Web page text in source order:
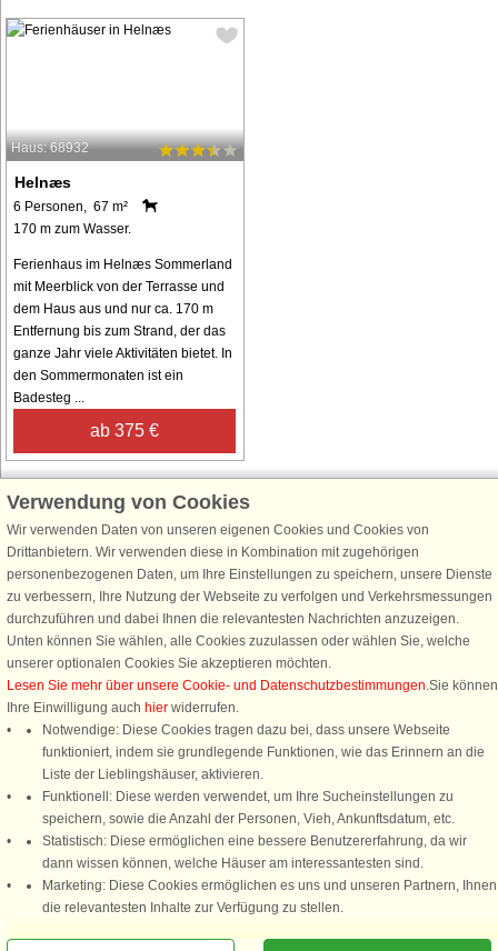
Rufen Sie an, um zu buchen
Haus: 68932
Helnæs
6 Personen, 67 m²
170 m zum Wasser.
Ferienhaus im Helnæs Sommerland
mit Meerblick von der Terrasse und
dem Haus aus und nur ca. 170 m
Entfernung bis zum Strand, der das
ganze Jahr viele Aktivitäten bietet. In
den Sommermonaten ist ein
Badesteg ...
ab 375 €
Schließen Sie sich 100.000 Ferienhaus-Fans an
Erhalten Sie einen Willkommensgutschein von 25 €für Ihren nächsten
Ferienhausurlaub - melden Sie sich einfach für den DanCenter Newsletter
an. Verpassen Sie nie wieder exklusive Angebote, Gewinnspiele und
Urlaubstipps!
Newsletter abonnieren
Folgen Sie uns:
DanCenter Kundenbewertung
Verwendung von Cookies
Wir verwenden Daten von unseren eigenen Cookies und Cookies von
Drittanbietern. Wir verwenden diese in Kombination mit zugehörigen
personenbezogenen Daten, um Ihre Einstellungen zu speichern, unsere Dienste
zu verbessern, Ihre Nutzung der Webseite zu verfolgen und Verkehrsmessungen
durchzuführen und dabei Ihnen die relevantesten Nachrichten anzuzeigen.
Unten können Sie wählen, alle Cookies zuzulassen oder wählen Sie, welche
unserer optionalen Cookies Sie akzeptieren möchten.
Lesen Sie mehr über unsere Cookie- und Datenschutzbestimmungen.Sie können
Ihre Einwilligung auch hier widerrufen.
Notwendige: Diese Cookies tragen dazu bei, dass unsere Webseite
funktioniert, indem sie grundlegende Funktionen, wie das Erinnern an die
Liste der Lieblingshäuser, aktivieren.
Funktionell: Diese werden verwendet, um Ihre Sucheinstellungen zu
speichern, sowie die Anzahl der Personen, Vieh, Ankunftsdatum, etc.
Statistisch: Diese ermöglichen eine bessere Benutzererfahrung, da wir
dann wissen können, welche Häuser am interessantesten sind.
Marketing: Diese Cookies ermöglichen es uns und unseren Partnern, Ihnen
die relevantesten Inhalte zur Verfügung zu stellen.